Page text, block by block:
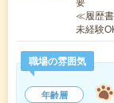
≪履歴書
未経験
職場の雰囲気
年齢層